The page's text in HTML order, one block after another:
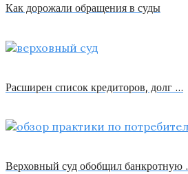
Как дорожали обращения в суды
Расширен список кредиторов, долг …
Верховный суд обобщил банкротную